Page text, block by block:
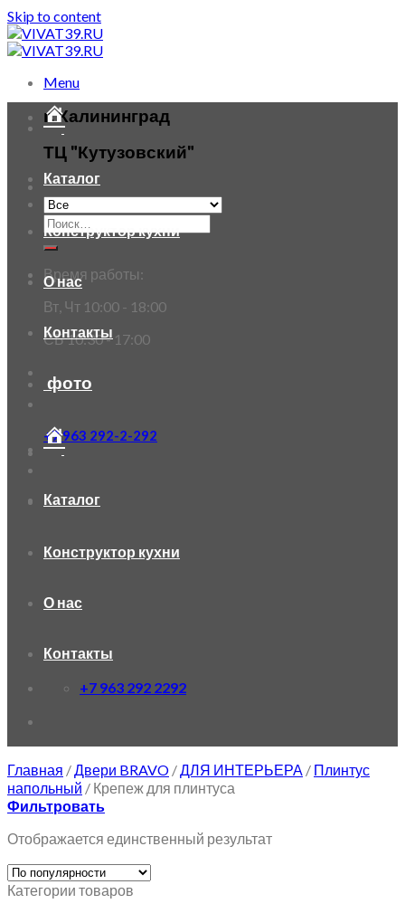
Skip to content
Menu
г. Калининград
ТЦ "Кутузовский"
Время работы:
Вт, Чт 10:00 - 18:00
СБ 10:30 - 17:00
+7 963 292-2-292
Каталог
Конструктор кухни
О нас
Контакты
фото
Каталог
Конструктор кухни
О нас
Контакты
+7 963 292 2292
Главная /Двери BRAVO /ДЛЯ ИНТЕРЬЕРА / Плинтус
напольный / Крепеж для плинтуса
Фильтровать
Отображается единственный результат
Категории товаров